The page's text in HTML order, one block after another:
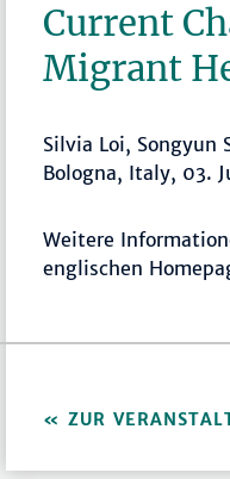
Current
Migrant
Silvia Loi, Songyun
Bologna, Italy, 03.
Weitere
englischen
ZUR